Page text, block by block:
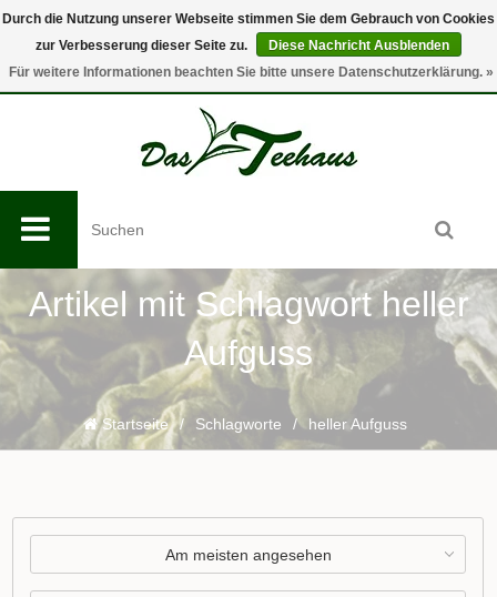
0
Artikel mit Schlagwort heller
Aufguss
Startseite / Schlagworte / heller Aufguss
Am meisten angesehen
Durch die Nutzung unserer Webseite stimmen Sie dem Gebrauch von Cookies
zur Verbesserung dieser Seite zu.
Diese Nachricht Ausblenden
Für weitere Informationen beachten Sie bitte unsere Datenschutzerklärung. »